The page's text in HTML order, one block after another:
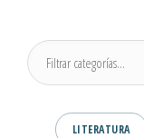
LITERATURA